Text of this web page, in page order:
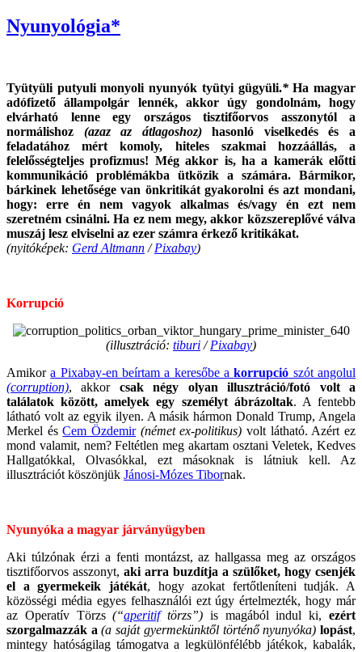
(Frissítve!)”
Nyunyológia*
Tyütyüli putyuli monyoli nyunyók tyütyi gügyüli.*Ha magyar
adófizető állampolgár lennék, akkor úgy gondolnám, hogy
elvárható lenne egy országos tisztifőorvos asszonytól a
normálishoz (azaz az átlagoshoz)hasonló viselkedés és a
feladatához mért komoly, hiteles szakmai hozzáállás, a
felelősségteljes profizmus! Még akkor is, ha a kamerák előtti
kommunikáció problémákba ütközik a számára. Bármikor,
bárkinek lehetősége van önkritikát gyakorolni és azt mondani,
hogy: erre én nem vagyok alkalmas és/vagy én ezt nem
szeretném csinálni. Ha ez nem megy, akkor közszereplővé válva
muszáj lesz elviselni az ezer számra érkező kritikákat.
(nyitóképek: Gerd Altmann /Pixabay)
Korrupció
(illusztráció: tiburi /Pixabay)
Amikora Pixabay-en beírtam a keresőbe akorrupció szót angolul
(corruption), akkor csak négy olyan illusztráció/fotó volt a
találatok között, amelyek egy személyt ábrázoltak. A fentebb
látható volt az egyik ilyen. A másik hármon Donald Trump, Angela
Merkel ésCem Özdemir (német ex-politikus) volt látható. Azért ez
mond valamit, nem? Feltétlen meg akartam osztani Veletek, Kedves
Hallgatókkal, Olvasókkal, ezt másoknak is látniuk kell. Az
illusztrációt köszönjük Jánosi-Mózes Tibornak.
Nyunyóka a magyar járványügyben
Aki túlzónak érzi a fenti montázst, az hallgassa meg az országos
tisztifőorvos asszonyt, aki arra buzdítja a szülőket, hogy csenjék
el a gyermekeik játékát, hogy azokat fertőtleníteni tudják. A
közösségi média egyes felhasználói ezt úgy értelmezték, hogy már
az Operatív Törzs(“aperitiftörzs”) is magából indul ki,ezért
szorgalmazzák a (a saját gyermekünktől történő nyunyóka) lopást,
mintegy hatóságilag támogatva a legkülönfélébb játékok, kabalák,